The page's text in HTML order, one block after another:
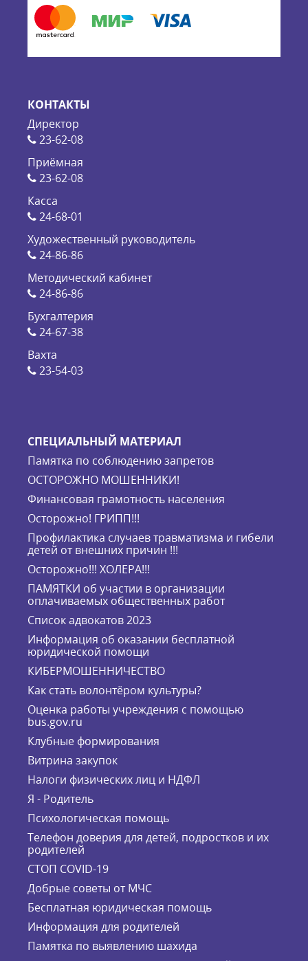
КОНТАКТЫ
Директор
23-62-08
Приёмная
23-62-08
Касса
24-68-01
Художественный руководитель
24-86-86
Методический кабинет
24-86-86
Бухгалтерия
24-67-38
Вахта
23-54-03
СПЕЦИАЛЬНЫЙ МАТЕРИАЛ
Памятка по соблюдению запретов
ОСТОРОЖНО МОШЕННИКИ!
Финансовая грамотность населения
Осторожно! ГРИПП!!!
Профилактика случаев травматизма и гибели
детей от внешних причин !!!
Осторожно!!! ХОЛЕРА!!!
ПАМЯТКИ об участии в организации
оплачиваемых общественных работ
Список адвокатов 2023
Информация об оказании бесплатной
юридической помощи
КИБЕРМОШЕННИЧЕСТВО
Как стать волонтёром культуры?
Оценка работы учреждения с помощью
bus.gov.ru
Клубные формирования
Витрина закупок
Налоги физических лиц и НДФЛ
Я - Родитель
Психологическая помощь
Телефон доверия для детей, подростков и их
родителей
СТОП COVID-19
Добрые советы от МЧС
Бесплатная юридическая помощь
Информация для родителей
Памятка по выявлению шахида